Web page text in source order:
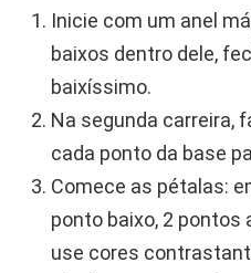
Inicie com um anel
baixos dentro dele,
baixíssimo.
Na segunda carreira,
cada ponto da base
Comece as pétalas:
ponto baixo, 2 pontos
use cores